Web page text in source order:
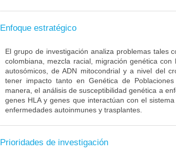
Enfoque estratégico
El grupo de investigación analiza problemas tales
colombiana, mezcla racial, migración genética
autosómicos, de ADN mitocondrial y a nivel del
tener impacto tanto en Genética de
manera, el análisis de susceptibilidad genética a
genes HLA y genes que interactúan con el
enfermedades autoinmunes y trasplantes.
Prioridades de investigación